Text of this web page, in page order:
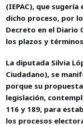
(IEPAC), que
dicho proceso, por
Decreto en el Diario
los plazos y
La diputada Silvia
Ciudadano), se
porque su
legislación,
116 y 189, para
los procesos